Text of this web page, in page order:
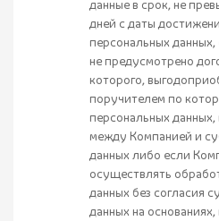
данные в срок, не
дней с даты
персональных
не предусмотрено
которого,
поручителем по
персональных
между Компанией и
данных либо если
осуществлять
данных без согласия
данных на